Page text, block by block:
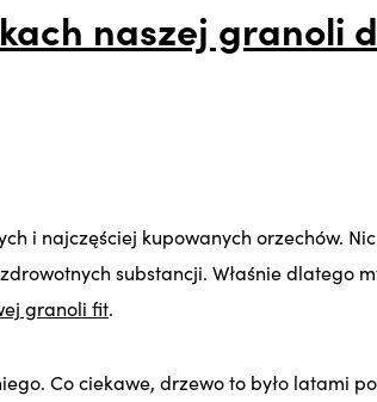
naszej granoli
i najczęściej kupowanych orzechów.
substancji. Właśnie dlatego
granoli fit.
Co ciekawe, drzewo to było latami